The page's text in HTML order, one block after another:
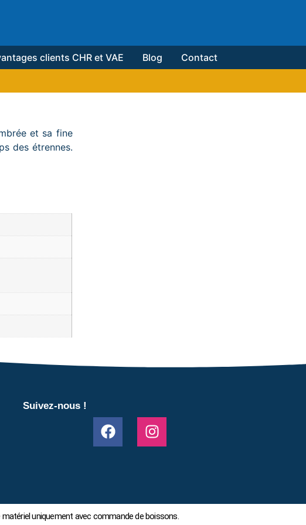
clients CHR et VAE Blog
Contact
et sa fine
des étrennes.
Suivez-nous !
uniquement avec commande de boissons.